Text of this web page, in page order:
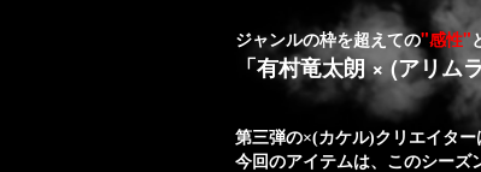
ジャンルの枠を超えての"感性"
「有村竜太朗 × (アリム
第三弾の×(カケル)クリエイタ
今回のアイテムは、このシーズ